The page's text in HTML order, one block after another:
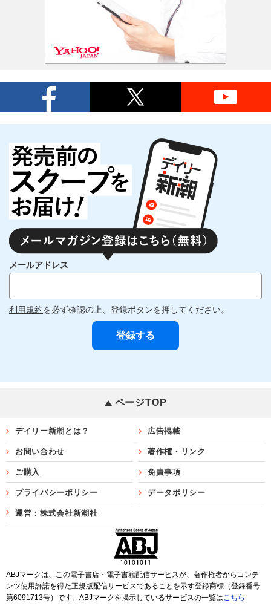
メールアドレス
利用規約を必ず確認の上、登録ボタンを押してください。
ページTOP
デイリー新潮とは？ 広告掲載
お問い合わせ 著作権・リンク
ご購入 免責事項
プライバシーポリシー データポリシー
運営：株式会社新潮社
ABJマークは、この電子書店・電子書籍配信サービスが、著作権者からコンテ
ンツ使用許諾を得た正規版配信サービスであることを示す登録商標（登録番号
第6091713号）です。ABJマークを掲示しているサービスの一覧はこちら